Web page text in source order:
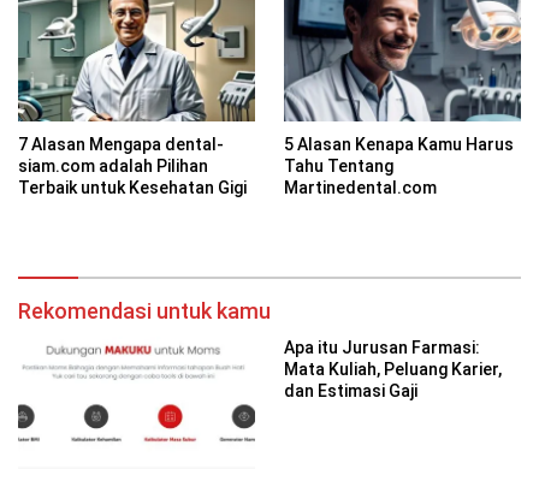
7 Alasan Mengapa dental-
siam.com adalah Pilihan
Terbaik untuk Kesehatan Gigi
5 Alasan Kenapa Kamu Harus
Tahu Tentang
Martinedental.com
Rekomendasi untuk kamu
Apa itu Jurusan Farmasi:
Mata Kuliah, Peluang Karier,
dan Estimasi Gaji